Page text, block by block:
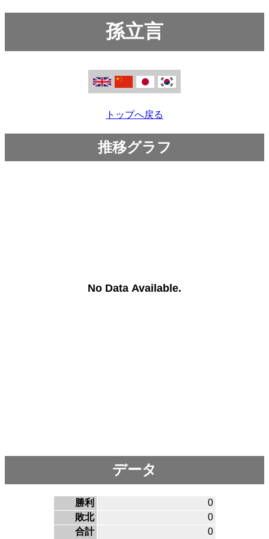
孫立言
トップへ戻る
推移グラフ
No Data Available.
データ
勝利
0
敗北
0
合計
0